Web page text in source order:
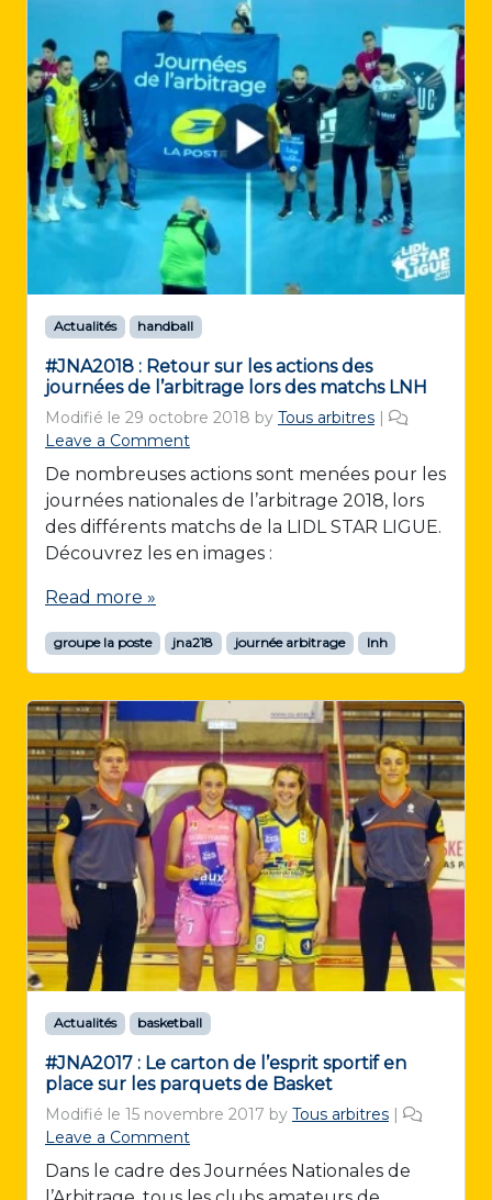
Actualités handball
#JNA2018 : Retour sur les actions des
journées de l’arbitrage lors des matchs LNH
Modifié le 29 octobre 2018 by Tous arbitres
Leave a Comment
De nombreuses actions sont menées pour les
journées nationales de l’arbitrage 2018, lors
des différents matchs de la LIDL STAR LIGUE.
Découvrez les en images :
Read more »
groupe la poste jna218 journée arbitrage lnh
Actualités basketball
#JNA2017 : Le carton de l’esprit sportif en
place sur les parquets de Basket
Modifié le 15 novembre 2017 by Tous arbitres
Leave a Comment
Dans le cadre des Journées Nationales de